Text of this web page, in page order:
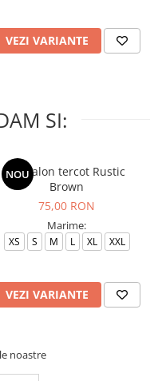
VEZI VARIANTE
SI:
NOU
Pantalon tercot Rustic
Brown
75,00 RON
Marime:
XS S M L XL XXL
VEZI VARIANTE
noastre